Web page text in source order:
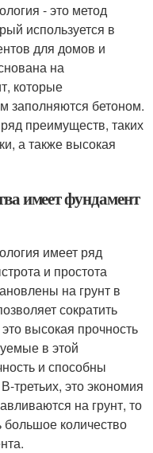
- это метод
используется в
для домов и
на
которые
заполняются бетоном.
преимуществ, таких
а также высокая
имеет фундамент
имеет ряд
и простота
на грунт в
сократить
высокая прочность
в этой
и способны
третьих, это экономия
на грунт, то
большое количество